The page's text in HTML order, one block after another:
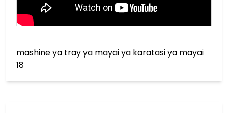
mashine ya tray ya mayai ya karatasi ya mayai
18